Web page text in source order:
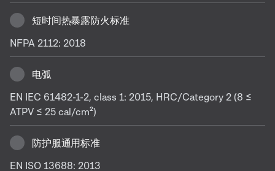
短时间热暴露防火标准
NFPA 2112: 2018
电弧
EN IEC 61482-1-2, class 1: 2015, HRC/Category 2 (8 ≤
ATPV ≤ 25 cal/cm²)
防护服通用标准
EN ISO 13688: 2013